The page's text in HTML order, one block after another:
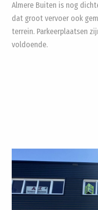
Almere Buiten is nog
dat groot vervoer ook
terrein. Parkeerplaatsen
voldoende.